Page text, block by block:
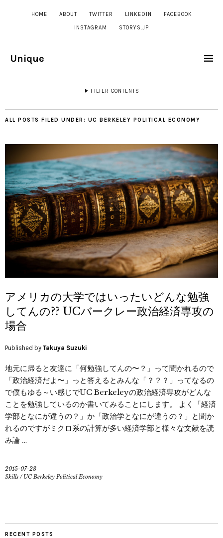
HOME ABOUT TWITTER LINKEDIN FACEBOOK
INSTAGRAM STORYS.JP
Unique
FILTER CONTENTS
ALL POSTS FILED UNDER: UC BERKELEY POLITICAL ECONOMY
アメリカの大学ではいったいどんな勉強
してんの?? UCバークレー政治経済専攻の
場合
Published by Takuya Suzuki
地元に帰ると友達に「何勉強してんの〜？」って聞かれるので
「政治経済だよ〜」っと答えるとみんな「？？？」ってなるの
で僕もゆる～い感じでUC Berkeleyの政治経済専攻がどんな
ことを勉強しているのか書いてみることにします。 よく「経済
学部となにが違うの？」か「政治学となにが違うの？」と聞か
れるのですがミクロ系の計算が多い経済学部と様々な文献を読
み論 …
2015-07-28
Skills / UC Berkeley Political Economy
RECENT POSTS